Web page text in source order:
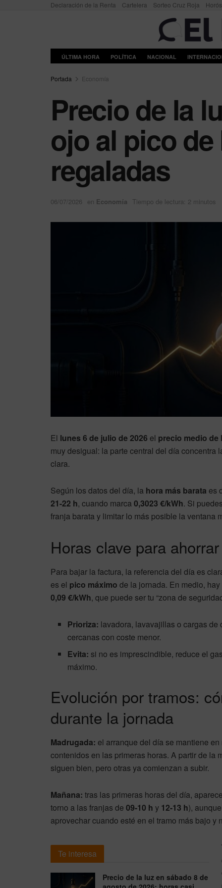
Declaración de la Renta Cartelera Sorteo Cruz Roja
ÚLTIMA HORA POLÍTICA NACIONAL
Portada Economía
Precio de la
ojo al pico
regaladas
06/07/2026 en Economía Tiempo de lectura: 2 minutos
El lunes 6 de julio de 2026 el precio medio de
muy desigual: la parte central del día concentra
clara.
Según los datos del día, la hora más barata es
21-22 h, cuando marca0,3023 €/kWh. Si
franja barata y limitar lo más posible la ventana
Horas clave para
Para bajar la factura, la referencia del día es
es el pico máximo de la jornada. En medio,
0,09 €/kWh, que puede ser tu “zona de
Prioriza: lavadora, lavavajillas o cargas de
cercanas con coste menor.
Evita: si no es imprescindible, reduce el
máximo.
Evolución por tramos:
durante la jornada
Madrugada: el arranque del día se mantiene
contenidos en las primeras horas. A partir de la
siguen bien, pero otras ya comienzan a subir.
Mañana: tras las primeras horas del día,
torno a las franjas de 09-10 h y 12-13 h),
aprovechar cuando esté en el tramo más bajo y
Te interesa
Precio de la luz en sábado 8 de